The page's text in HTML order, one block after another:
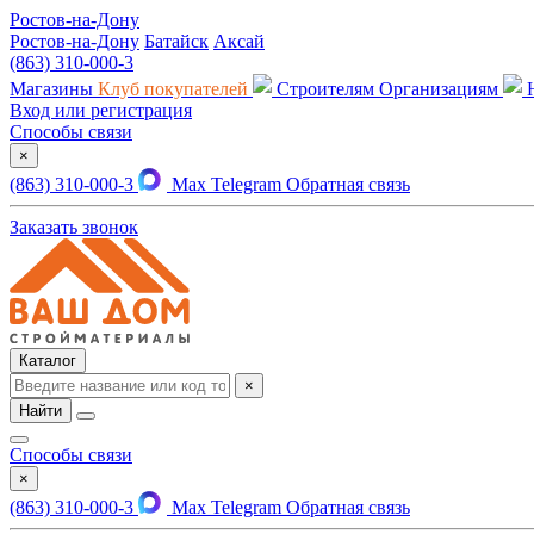
Ростов-на-Дону
Ростов-на-Дону Батайск Аксай
(863) 310-000-3
Магазины Клуб покупателей Строителям Организациям
Вход или регистрация
Способы связи
×
(863) 310-000-3 Max Telegram Обратная связь
Заказать звонок
Каталог
×
Найти
Способы связи
×
(863) 310-000-3 Max Telegram Обратная связь